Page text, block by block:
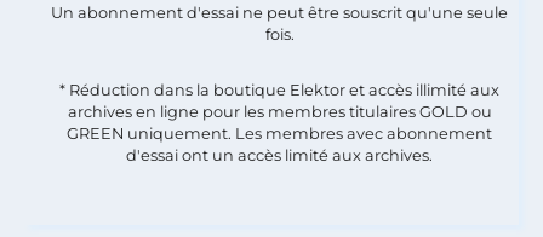
Un abonnement d'essai ne peut être souscrit qu'une seule
fois.​
* Réduction dans la boutique Elektor et accès illimité aux
archives en ligne pour les membres titulaires GOLD ou
GREEN uniquement. Les membres avec abonnement
d'essai ont un accès limité aux archives.